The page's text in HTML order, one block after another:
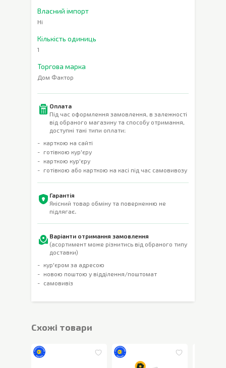
Власний імпорт
Ні
Кількість одиниць
1
Торгова марка
Дом Фактор
Оплата
Під час оформлення замовлення, в залежності
від обраного магазину та способу отримання,
доступні такі типи оплати:
карткою на сайті
готівкою кур'єру
карткою кур'єру
готівкою або карткою на касі під час самовивозу
Гарантія
Якісний товар обміну та поверненню не
підлягає.
Варіанти отримання замовлення
(асортимент може різнитись від обраного типу
доставки)
кур'єром за адресою
новою поштою у відділення/поштомат
самовивіз
Cхожі товари